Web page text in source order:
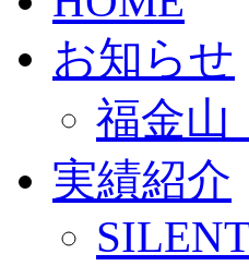
お知らせ
福金山
実績紹介